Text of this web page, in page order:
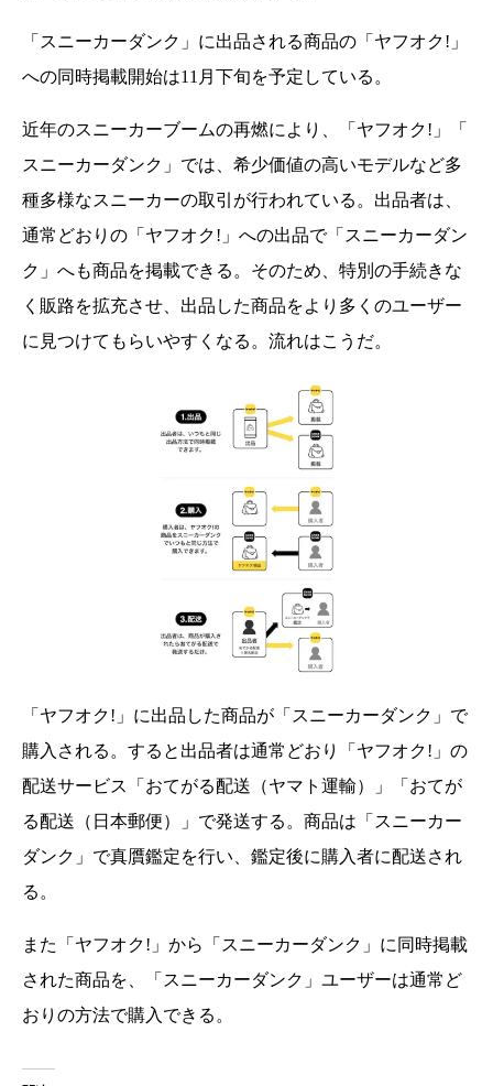
「スニーカーダンク」に出品される商品の「ヤフオク!」
への同時掲載開始は11月下旬を予定している。
近年のスニーカーブームの再燃により、「ヤフオク!」「
スニーカーダンク」では、 希少価値の高いモデルなど多
種多様なスニーカーの取引が行われている。出品者は、
通常どおりの「ヤフオク!」 への出品で「スニーカーダン
ク」へも商品を掲載できる。そのため、 特別の手続きな
く販路を拡充させ、 出品した商品をより多くのユーザー
に見つけてもらいやすくなる。流れはこうだ。
「ヤフオク!」に出品した商品が「スニーカーダンク」 で
購入される。すると出品者は通常どおり「ヤフオク!」 の
配送サービス「おてがる配送（ヤマト運輸）」「おてが
る配送（ 日本郵便）」で発送する。商品は「スニーカー
ダンク」 で真贋鑑定を行い、鑑定後に購入者に配送され
る。
また「ヤフオク!」から「スニーカーダンク」 に同時掲載
された商品を、「スニーカーダンク」ユーザーは通常ど
おりの方法で購入できる。